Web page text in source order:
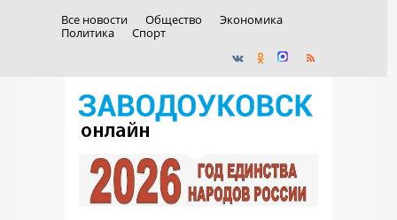
Все новости Общество
Экономика
Политика
Спорт